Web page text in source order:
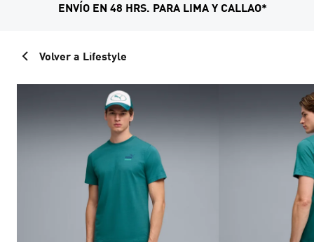
ENVÍO EN 48 HRS. PARA LIMA Y CALLAO*
Volver a Lifestyle